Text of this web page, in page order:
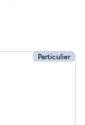
Particulier